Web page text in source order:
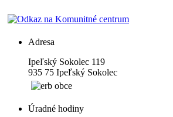
Adresa
Ipeľský Sokolec 119
935 75 Ipeľský Sokolec
Úradné hodiny